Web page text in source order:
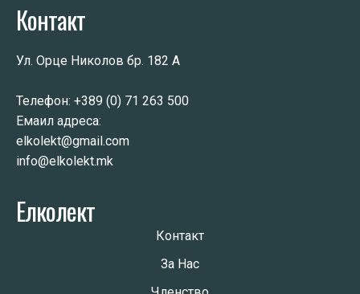
Контакт
Ул. Орце Николов бр. 182 А
Телефон: +389 (0) 71 263 500
Емаил адреса:
elkolekt@gmail.com
info@elkolekt.mk
Елколект
Контакт
За Нас